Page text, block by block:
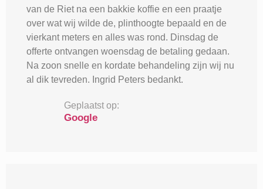
van de Riet na een bakkie koffie en een praatje
over wat wij wilde de, plinthoogte bepaald en de
vierkant meters en alles was rond. Dinsdag de
offerte ontvangen woensdag de betaling gedaan.
Na zoon snelle en kordate behandeling zijn wij nu
al dik tevreden. Ingrid Peters bedankt.
Geplaatst op:
Google